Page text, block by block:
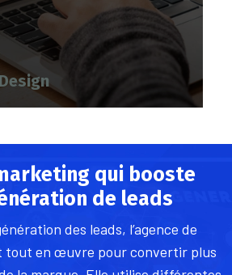
qui booste
de leads
des leads, l’agence de
tout en œuvre pour convertir plus